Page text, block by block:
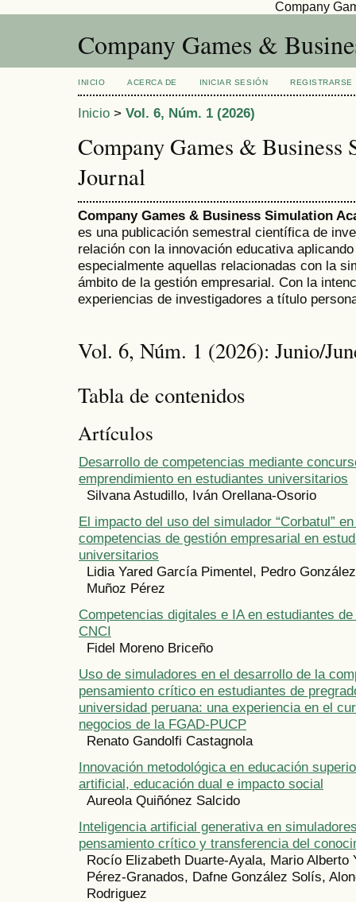
Company
Company Games &
INICIO ACERCA DE INICIAR SESIÓN REGISTRARSE
Inicio > Vol. 6, Núm. 1 (2026)
Company Games &
Journal
Company Games & Business Simulation
es una publicación semestral científica de
relación con la innovación educativa
especialmente aquellas relacionadas con la
ámbito de la gestión empresarial. Con la
experiencias de investigadores a título
Vol. 6, Núm. 1 (2026): Junio/
Tabla de contenidos
Artículos
Desarrollo de competencias mediante
emprendimiento en estudiantes universitarios
Silvana Astudillo, Iván Orellana-Osorio
El impacto del uso del simulador “Corbatul”
competencias de gestión empresarial en
universitarios
Lidia Yared García Pimentel, Pedro
Muñoz Pérez
Competencias digitales e IA en estudiantes
CNCI
Fidel Moreno Briceño
Uso de simuladores en el desarrollo de la
pensamiento crítico en estudiantes de
universidad peruana: una experiencia en el
negocios de la FGAD-PUCP
Renato Gandolfi Castagnola
Innovación metodológica en educación
artificial, educación dual e impacto social
Aureola Quiñónez Salcido
Inteligencia artificial generativa en
pensamiento crítico y transferencia del
Rocío Elizabeth Duarte-Ayala, Mario Alberto
Pérez-Granados, Dafne González Solís,
Rodriguez